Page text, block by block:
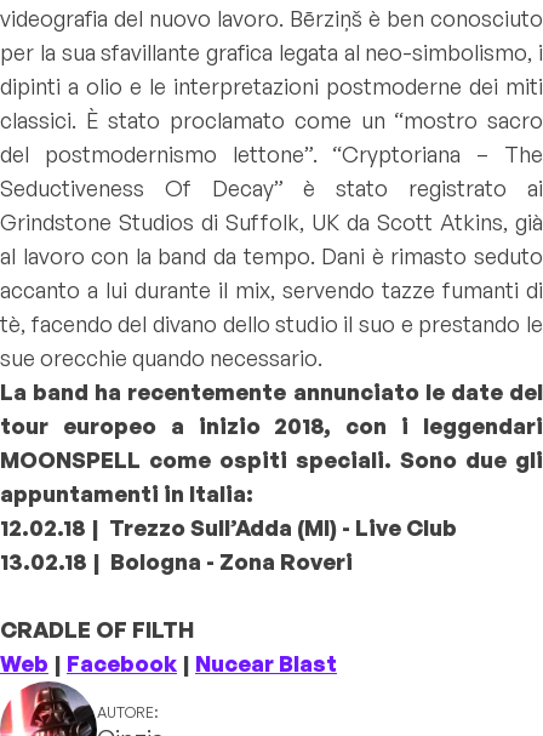
videografia del nuovo lavoro. Bērziņš è ben conosciuto
per la sua sfavillante grafica legata al neo-simbolismo, i
dipinti a olio e le interpretazioni postmoderne dei miti
classici. È stato proclamato come un “mostro sacro
del postmodernismo lettone”. “Cryptoriana – The
Seductiveness Of Decay” è stato registrato ai
Grindstone Studios di Suffolk, UK da Scott Atkins, già
al lavoro con la band da tempo. Dani è rimasto seduto
accanto a lui durante il mix, servendo tazze fumanti di
tè, facendo del divano dello studio il suo e prestando le
sue orecchie quando necessario.
La band ha recentemente annunciato le date del
tour europeo a inizio 2018, con i leggendari
MOONSPELL come ospiti speciali. Sono due gli
appuntamenti in Italia:
12.02.18 | Trezzo Sull’Adda (MI) - Live Club
13.02.18 | Bologna - Zona Roveri
CRADLE OF FILTH
Web | Facebook | Nucear Blast
AUTORE: